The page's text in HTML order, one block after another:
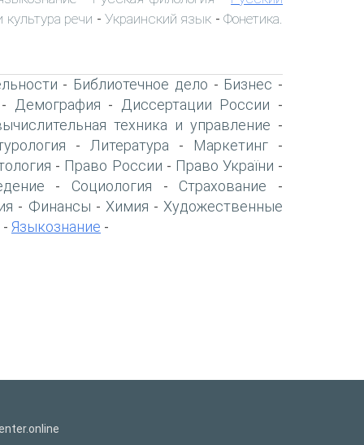
речи - Украинский язык - Фонетика.
- Библиотечное дело - Бизнес -
Демография - Диссертации России -
техника и управление -
- Литература - Маркетинг-
- Право России - Право України -
- Социология - Страхование -
- Финансы - Химия - Художественные
- Языкознание -